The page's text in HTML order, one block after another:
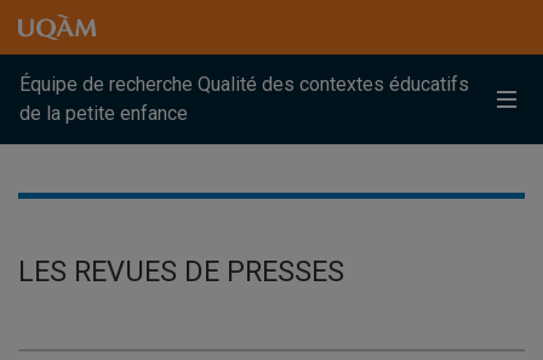
Raccourci vers le contenu
Raccourci vers le menu principal
Raccourci vers la recherche
Raccourci vers le contenu
Raccourci vers le menu principal
Raccourci vers la recherche
Équipe de recherche Qualité des contextes éducatifs
de la petite enfance
LES REVUES DE PRESSES